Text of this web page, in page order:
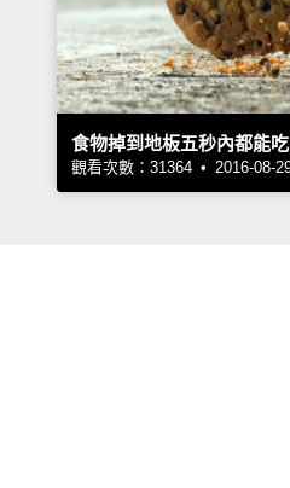
食物掉到地板五秒內都能
觀看次數：31364 • 2016-08-